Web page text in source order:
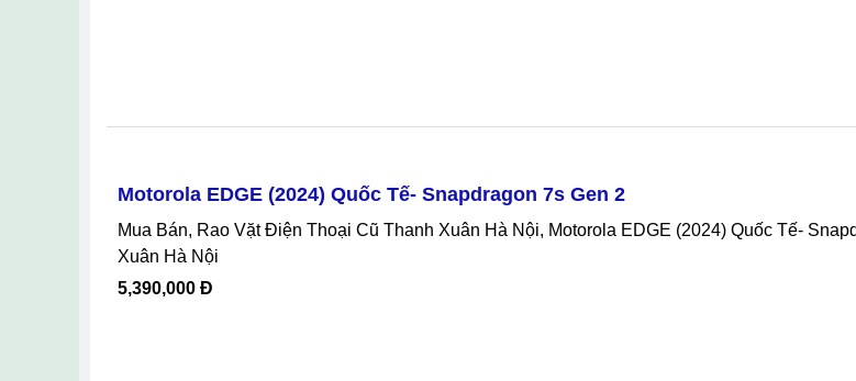
Điện Thoại Oppo Neo5 _a31 (hàng Chính Hãng) Nghe Gọi Tải App Vào Mạng ...
Mua Bán, Rao Vặt Điện Thoại Oppo Cũ Hải Phòng Uy Tín, Điện Thoại Oppo Neo5 _a31 (hàng Chính Hãng) Nghe Gọi Tải